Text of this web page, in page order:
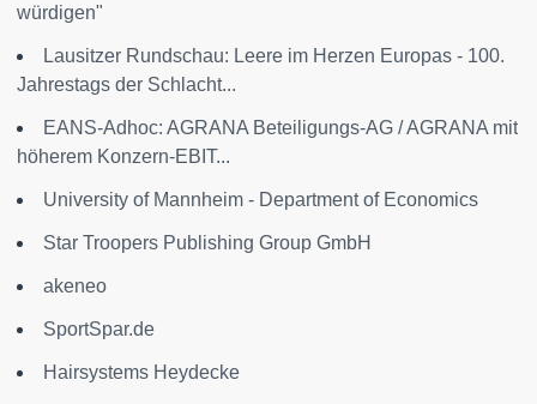
würdigen"
Lausitzer Rundschau: Leere im Herzen Europas - 100.
Jahrestags der Schlacht...
EANS-Adhoc: AGRANA Beteiligungs-AG / AGRANA mit
höherem Konzern-EBIT...
University of Mannheim - Department of Economics
Star Troopers Publishing Group GmbH
akeneo
SportSpar.de
Hairsystems Heydecke